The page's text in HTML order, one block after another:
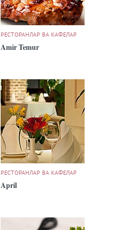
РЕСТОРАНЛАР ВА КАФЕЛАР
Amir Temur
РЕСТОРАНЛАР ВА КАФЕЛАР
April